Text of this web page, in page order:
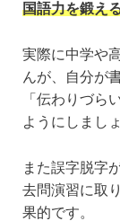
国語力を鍛え
実際に中学や
んが、自分が
「伝わりづら
ようにしましょ
また誤字脱字
去問演習に取
果的です。